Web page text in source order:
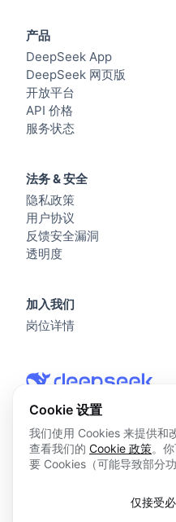
© 2026 杭州深度求索人工智
浙ICP备2023025841号
产品
DeepSeek App
DeepSeek 网页版
开放平台
API 价格
服务状态
法务 & 安全
隐私政策
用户协议
反馈安全漏洞
透明度
加入我们
岗位详情
Cookie 设置
我们使用 Cookies 来提供和
查看我们的 Cookie 政策。
要 Cookies（可能导致部分
仅接受